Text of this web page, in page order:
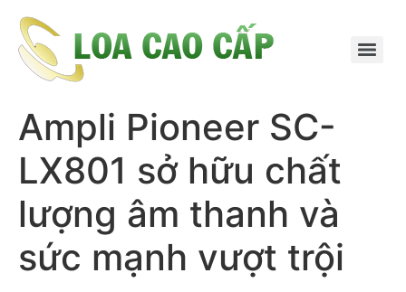
Ampli Pioneer SC-
LX801 sở hữu chất
lượng âm thanh và
sức mạnh vượt trội